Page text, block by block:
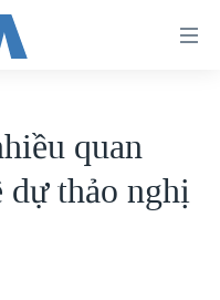
quan
dự thảo nghị